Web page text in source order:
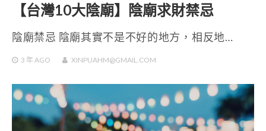
【台灣10大陰廟】陰廟求財禁忌
陰廟禁忌 陰廟其實不是不好的地方，相反地…
3 年 AGO XINPUAHM@GMAIL.COM